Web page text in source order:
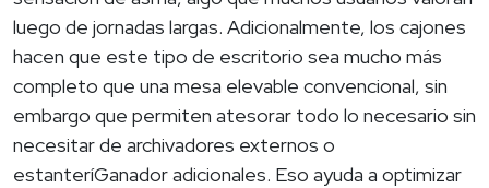
luego de jornadas largas. Adicionalmente, los cajones
hacen que este tipo de escritorio sea mucho más
completo que una mesa elevable convencional, sin
embargo que permiten atesorar todo lo necesario sin
necesitar de archivadores externos o
estanteríGanador adicionales. Eso ayuda a optimizar